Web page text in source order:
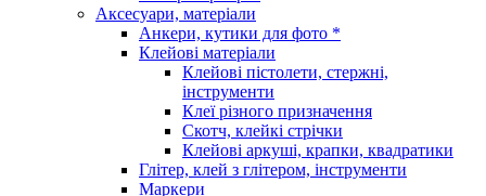
Аксесуари, матеріали
Анкери, кутики для фото *
Клейові матеріали
Клейові пістолети, стержні,
інструменти
Клеї різного призначення
Скотч, клейкі стрічки
Клейові аркуші, крапки, квадратики
Глітер, клей з глітером, інструменти
Маркери